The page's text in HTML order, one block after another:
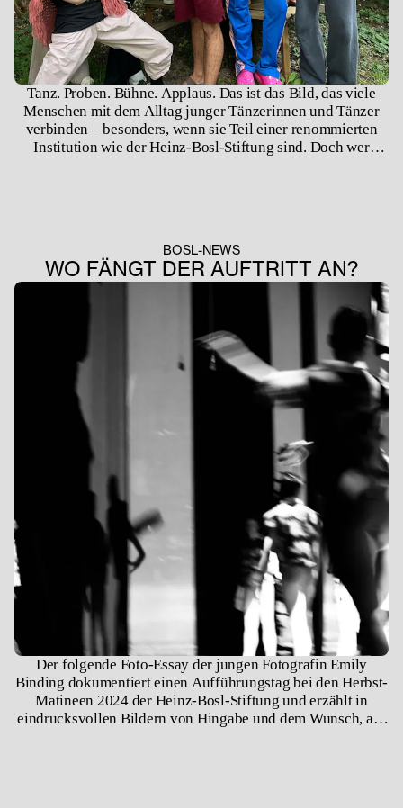
Tanz. Proben. Bühne. Applaus. Das ist das Bild, das viele
Menschen mit dem Alltag junger Tänzerinnen und Tänzer
verbinden – besonders, wenn sie Teil einer renommierten
Institution wie der Heinz-Bosl-Stiftung sind. Doch wer
BOSL-NEWS
WO FÄNGT DER AUFTRITT AN?
Der folgende Foto-Essay der jungen Fotografin Emily
Binding dokumentiert einen Aufführungstag bei den Herbst-
Matineen 2024 der Heinz-Bosl-Stiftung und erzählt in
eindrucksvollen Bildern von Hingabe und dem Wunsch, auf